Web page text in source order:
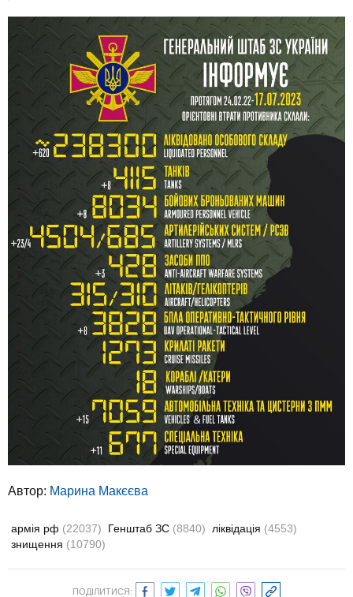
Автор: Марина Макєєва
армія рф (22037) Генштаб ЗС (8840) ліквідація (4553)
знищення (10790)
ПОДІЛИТИСЯ: